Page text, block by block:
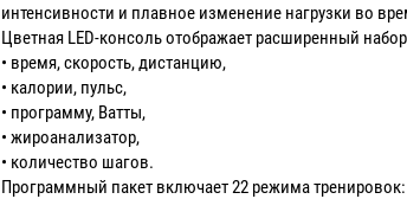
интенсивности и плавное изменение нагрузки во
Цветная LED-консоль отображает расширенный
• время, скорость, дистанцию,
• калории, пульс,
• программу, Ватты,
• жироанализатор,
• количество шагов.
Программный пакет включает 22 режима тренировок: